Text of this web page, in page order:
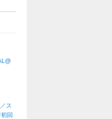
ス
回